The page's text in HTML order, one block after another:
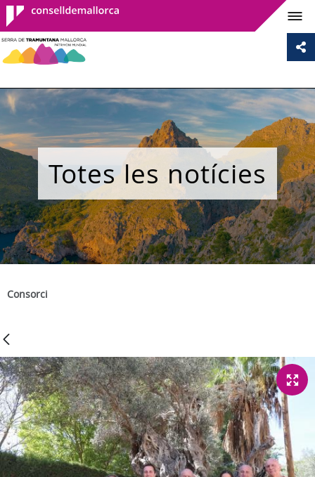
Consell de
Mallorca
Totes les notícies
Consorci